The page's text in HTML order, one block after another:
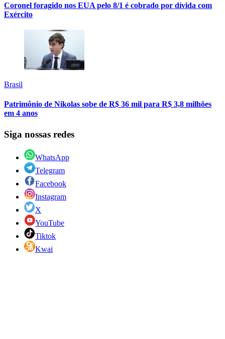
Coronel foragido nos EUA pelo 8/1 é cobrado por dívida com
Exército
Brasil
Patrimônio de Nikolas sobe de R$ 36 mil para R$ 3,8 milhões
em 4 anos
Siga nossas redes
WhatsApp
Telegram
Facebook
Instagram
X
YouTube
Tiktok
Kwai